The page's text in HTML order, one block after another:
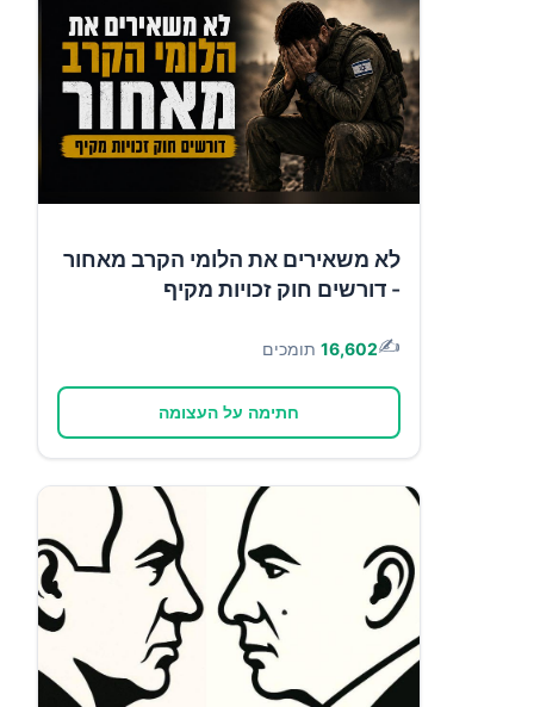
לא משאירים את הלומי הקרב מאחור
- דורשים חוק זכויות מקיף
✍️
16,602 תומכים
חתימה על העצומה